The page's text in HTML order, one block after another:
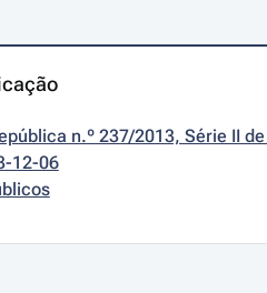
n.º 237/2013, Série II
12-06